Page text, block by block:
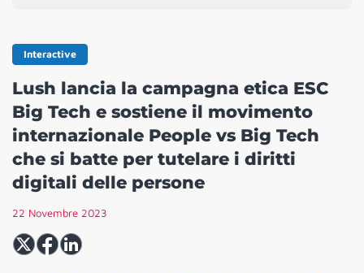
Interactive
Lush lancia la campagna etica ESC
Big Tech e sostiene il movimento
internazionale People vs Big Tech
che si batte per tutelare i diritti
digitali delle persone
22 Novembre 2023